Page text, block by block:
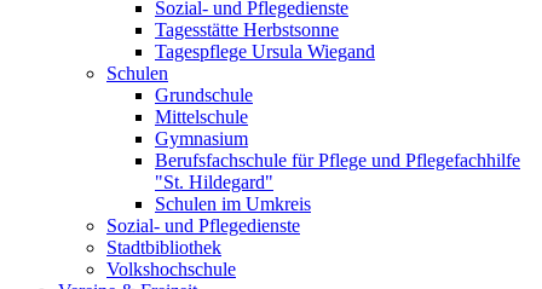
Sozial- und Pflegedienste
Tagesstätte Herbstsonne
Tagespflege Ursula Wiegand
Schulen
Grundschule
Mittelschule
Gymnasium
Berufsfachschule für Pflege und Pflegefachhilfe
"St. Hildegard"
Schulen im Umkreis
Sozial- und Pflegedienste
Stadtbibliothek
Volkshochschule